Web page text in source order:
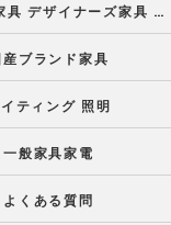
ブランド家具 デザイナーズ家具 高級オフィス家具
産ブランド家具
ティング 照明
一般家具家電
よくある質問